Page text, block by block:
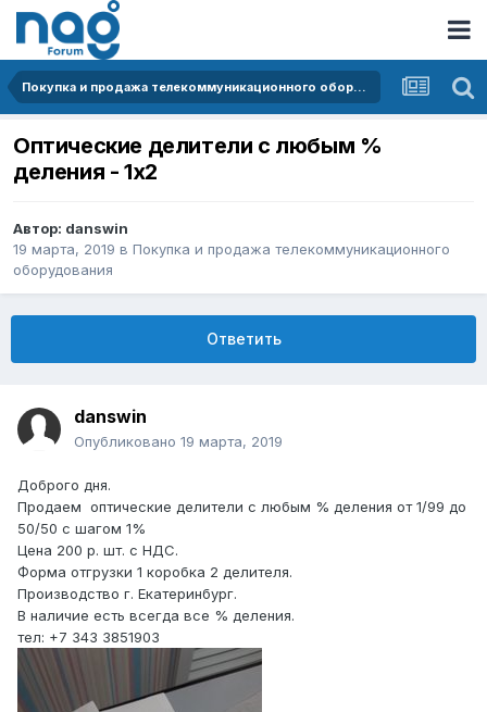
Покупка и продажа телекоммуникационного оборудования
Оптические делители с любым %
деления - 1х2
Автор: danswin
19 марта, 2019 в Покупка и продажа телекоммуникационного
оборудования
Ответить
danswin
Опубликовано 19 марта, 2019
Доброго дня.
Продаем оптические делители с любым % деления от 1/99 до
50/50 с шагом 1%
Цена 200 р. шт. с НДС.
Форма отгрузки 1 коробка 2 делителя.
Производство г. Екатеринбург.
В наличие есть всегда все % деления.
тел: +7 343 3851903